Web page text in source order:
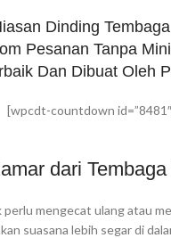
Dinding
Pesanan Tanpa
Dan Dibuat Oleh
[wpcdt-countdown
dari
mengecat ulang atau
suasana lebih segar di